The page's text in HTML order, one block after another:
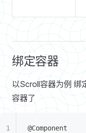
绑定容器
以Scroll容器为例 绑
容器了
@Component